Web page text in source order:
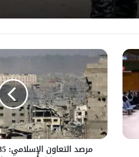
القيادة المركزية
مرصد
التعاون
الإسلامي:
35
شهيداً
و176
جريحاً
خلال
أسبوع